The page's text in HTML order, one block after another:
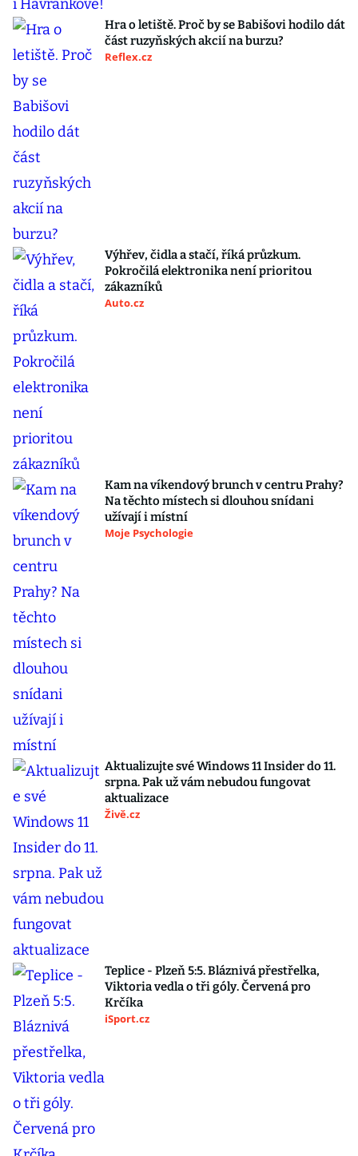
Hra o letiště. Proč by se Babišovi hodilo dát
část ruzyňských akcií na burzu?
Reflex.cz
Výhřev, čidla a stačí, říká průzkum.
Pokročilá elektronika není prioritou
zákazníků
Auto.cz
Kam na víkendový brunch v centru Prahy?
Na těchto místech si dlouhou snídani
užívají i místní
Moje Psychologie
Aktualizujte své Windows 11 Insider do 11.
srpna. Pak už vám nebudou fungovat
aktualizace
Živě.cz
Teplice - Plzeň 5:5. Bláznivá přestřelka,
Viktoria vedla o tři góly. Červená pro
Krčíka
iSport.cz